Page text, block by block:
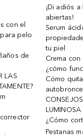
con el
pelo
de
LAS
¡Di adiós
abiertas!
Serum
tu piel
Crema
¿cómo
Cómo
LUMINOSA
¿Cómo
Pestanas